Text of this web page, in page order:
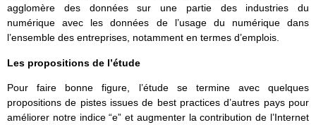
agglomère des données sur une partie des industries du
numérique avec les données de l’usage du numérique dans
l’ensemble des entreprises, notamment en termes d’emplois.
Les propositions de l’étude
Pour faire bonne figure, l’étude se termine avec quelques
propositions de pistes issues de best practices d’autres pays pour
améliorer notre indice “e” et augmenter la contribution de l’Internet